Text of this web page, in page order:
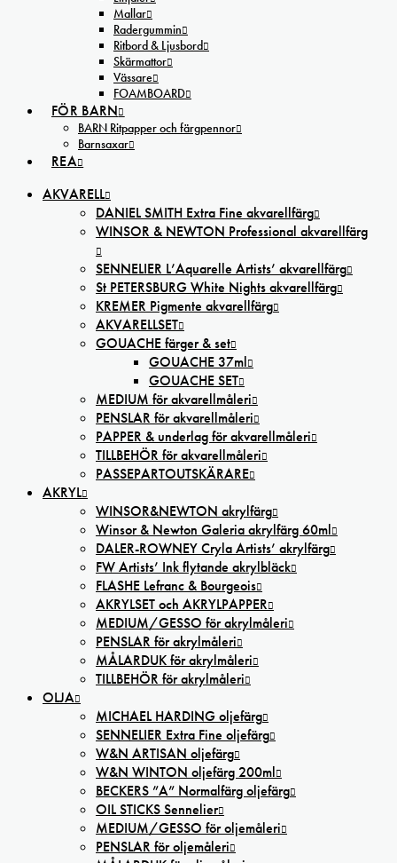
Mallar
Radergummin
Ritbord & Ljusbord
Skärmattor
Vässare
FOAMBOARD
FÖR BARN
BARN Ritpapper och färgpennor
Barnsaxar
REA
AKVARELL
DANIEL SMITH Extra Fine akvarellfärg
WINSOR & NEWTON Professional akvarellfärg
SENNELIER L’Aquarelle Artists’ akvarellfärg
St PETERSBURG White Nights akvarellfärg
KREMER Pigmente akvarellfärg
AKVARELLSET
GOUACHE färger & set
GOUACHE 37ml
GOUACHE SET
MEDIUM för akvarellmåleri
PENSLAR för akvarellmåleri
PAPPER & underlag för akvarellmåleri
TILLBEHÖR för akvarellmåleri
PASSEPARTOUTSKÄRARE
AKRYL
WINSOR&NEWTON akrylfärg
Winsor & Newton Galeria akrylfärg 60ml
DALER-ROWNEY Cryla Artists’ akrylfärg
FW Artists’ Ink flytande akrylbläck
FLASHE Lefranc & Bourgeois
AKRYLSET och AKRYLPAPPER
MEDIUM/GESSO för akrylmåleri
PENSLAR för akrylmåleri
MÅLARDUK för akrylmåleri
TILLBEHÖR för akrylmåleri
OLJA
MICHAEL HARDING oljefärg
SENNELIER Extra Fine oljefärg
W&N ARTISAN oljefärg
W&N WINTON oljefärg 200ml
BECKERS ”A” Normalfärg oljefärg
OIL STICKS Sennelier
MEDIUM/GESSO för oljemåleri
PENSLAR för oljemåleri